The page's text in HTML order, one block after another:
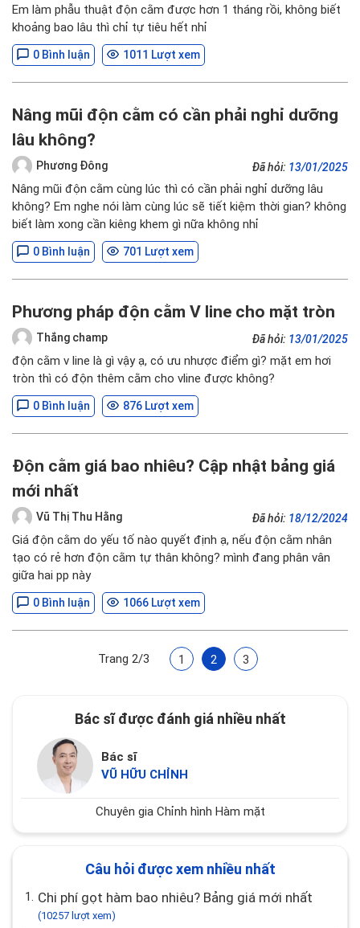
Em làm phẫu thuật độn cằm được hơn 1 tháng rồi, không biết
khoảng bao lâu thì chỉ tự tiêu hết nhỉ
0 Bình luận 1011 Lượt xem
Nâng mũi độn cằm có cần phải nghỉ dưỡng
lâu không?
Phương Đông Đã hỏi: 13/01/2025
Nâng mũi độn cằm cùng lúc thì có cần phải nghỉ dưỡng lâu
không? Em nghe nói làm cùng lúc sẽ tiết kiệm thời gian? không
biết làm xong cần kiêng khem gì nữa không nhỉ
0 Bình luận 701 Lượt xem
Phương pháp độn cằm V line cho mặt tròn
Thắng champ Đã hỏi: 13/01/2025
độn cằm v line là gì vậy ạ, có ưu nhược điểm gì? mặt em hơi
tròn thì có độn thêm cằm cho vline được không?
0 Bình luận 876 Lượt xem
Độn cằm giá bao nhiêu? Cập nhật bảng giá
mới nhất
Vũ Thị Thu Hằng Đã hỏi: 18/12/2024
Giá độn cằm do yếu tố nào quyết định ạ, nếu độn cằm nhân
tạo có rẻ hơn độn cằm tự thân không? mình đang phân vân
giữa hai pp này
0 Bình luận 1066 Lượt xem
Trang 2/3 1 2 3
Bác sĩ được đánh giá nhiều nhất
Bác sĩ
VŨ HỮU CHỈNH
Chuyên gia Chỉnh hình Hàm mặt
Câu hỏi được xem nhiều nhất
1. Chi phí gọt hàm bao nhiêu? Bảng giá mới nhất
(10257 lượt xem)